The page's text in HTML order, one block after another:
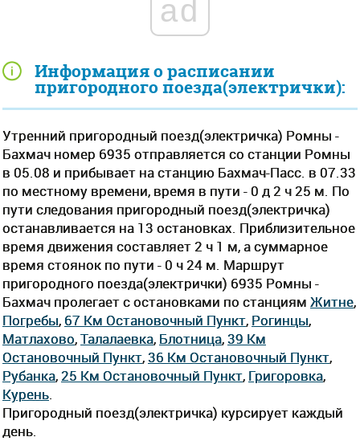
Информация о расписании
пригородного поезда(электрички):
Утренний пригородный поезд(электричка) Ромны -
Бахмач номер 6935 отправляется со станции Ромны
в 05.08 и прибывает на станцию Бахмач-Пасс. в 07.33
по местному времени, время в пути - 0 д 2 ч 25 м. По
пути следования пригородный поезд(электричка)
останавливается на 13 остановках. Приблизительное
время движения составляет 2 ч 1 м, а суммарное
время стоянок по пути - 0 ч 24 м. Маршрут
пригородного поезда(электрички) 6935 Ромны -
Бахмач пролегает c остановками по станциям Житне,
Погребы, 67 Км Остановочный Пункт, Рогинцы,
Матлахово,Талалаевка, Блотница,39 Км
Остановочный Пункт,36 Км Остановочный Пункт,
Рубанка,25 Км Остановочный Пункт, Григоровка,
Курень
Пригородный поезд(электричка) курсирует каждый
день.
ad